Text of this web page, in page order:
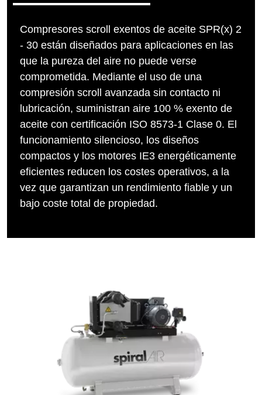
Compresores scroll exentos de aceite SPR(x) 2
- 30 están diseñados para aplicaciones en las
que la pureza del aire no puede verse
comprometida. Mediante el uso de una
compresión scroll avanzada sin contacto ni
lubricación, suministran aire 100 % exento de
aceite con certificación ISO 8573-1 Clase 0. El
funcionamiento silencioso, los diseños
compactos y los motores IE3 energéticamente
eficientes reducen los costes operativos, a la
vez que garantizan un rendimiento fiable y un
bajo coste total de propiedad.